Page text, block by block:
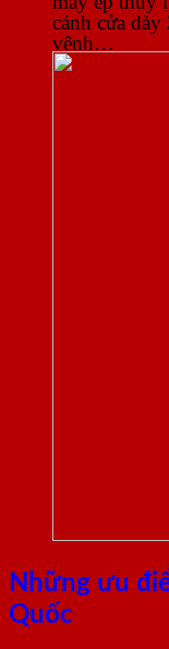
cánh cửa
vênh…
Những ưu
Quốc